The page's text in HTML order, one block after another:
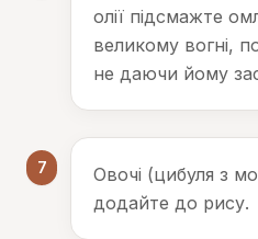
олії підсмажте
великому вогні,
не даючи йому
7
Овочі (цибуля з
додайте до рису.